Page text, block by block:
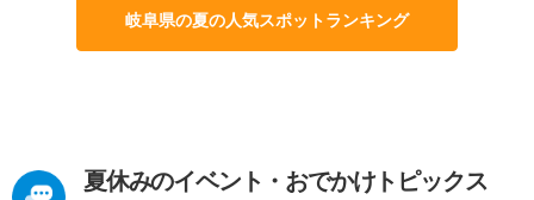
岐阜県の夏の人気スポットランキング
夏休みのイベント・おでかけトピックス